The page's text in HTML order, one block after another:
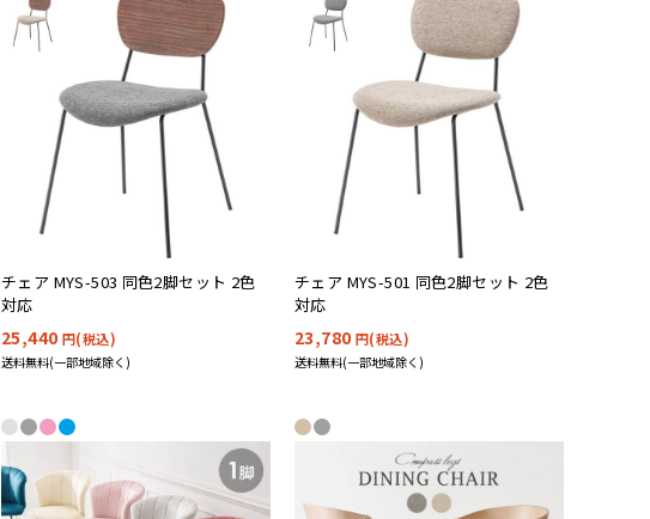
チェア MYS-503 同色2脚セット 2色
対応
25,440 円(税込)
送料無料(一部地域除く)
チェア MYS-501 同色2脚セット 2色
対応
23,780 円(税込)
送料無料(一部地域除く)